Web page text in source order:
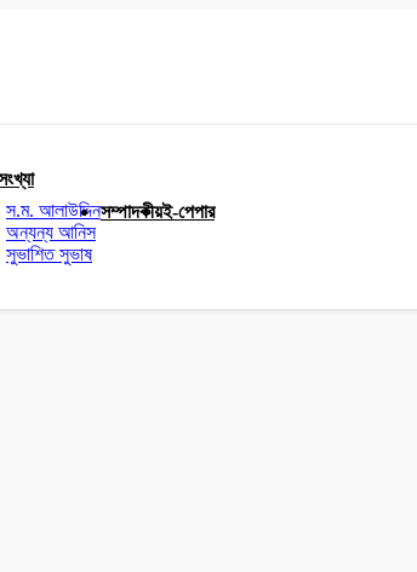
স.ম. আলাউদ্দিন
অন্যন্য আনিস
সুভাশিত সুভাষ
সম্পাদকীয়ই-পেপার